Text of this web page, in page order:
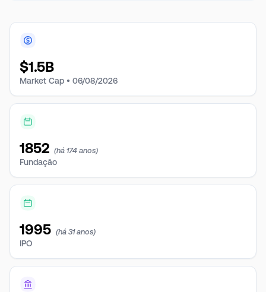
construção e desenvolvimento, serviços bancários
on-line e serviços fiduciários. A empresa atua em um
$1.5B
Market Cap • 06/08/2026
1852 (há 174 anos)
Fundação
1995 (há 31 anos)
IPO